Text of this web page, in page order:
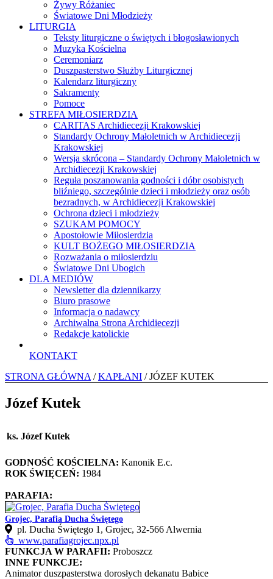
Żywy Różaniec
Światowe Dni Młodzieży
LITURGIA
Teksty liturgiczne o świętych i błogosławionych
Muzyka Kościelna
Ceremoniarz
Duszpasterstwo Służby Liturgicznej
Kalendarz liturgiczny
Sakramenty
Pomoce
STREFA MIŁOSIERDZIA
CARITAS Archidiecezji Krakowskiej
Standardy Ochrony Małoletnich w Archidiecezji
Krakowskiej
Wersja skrócona – Standardy Ochrony Małoletnich w
Archidiecezji Krakowskiej
Reguła poszanowania godności i dóbr osobistych
bliźniego, szczególnie dzieci i młodzieży oraz osób
bezradnych, w Archidiecezji Krakowskiej
Ochrona dzieci i młodzieży
SZUKAM POMOCY
Apostołowie Miłosierdzia
KULT BOŻEGO MIŁOSIERDZIA
Rozważania o miłosierdziu
Światowe Dni Ubogich
DLA MEDIÓW
Newsletter dla dziennikarzy
Biuro prasowe
Informacja o nadawcy
Archiwalna Strona Archidiecezji
Redakcje katolickie
KONTAKT
STRONA GŁÓWNA /KAPŁANI / JÓZEF KUTEK
Józef Kutek
ks. Józef Kutek
GODNOŚĆ KOŚCIELNA: Kanonik E.c.
ROK ŚWIĘCEŃ: 1984
PARAFIA:
Grojec, Parafia Ducha Świętego
pl. Ducha Świętego 1, Grojec, 32‑566 Alwernia
www.parafiagrojec.npx.pl
FUNKCJA W PARAFII: Proboszcz
INNE FUNKCJE:
Animator duszpasterstwa dorosłych dekanatu Babice